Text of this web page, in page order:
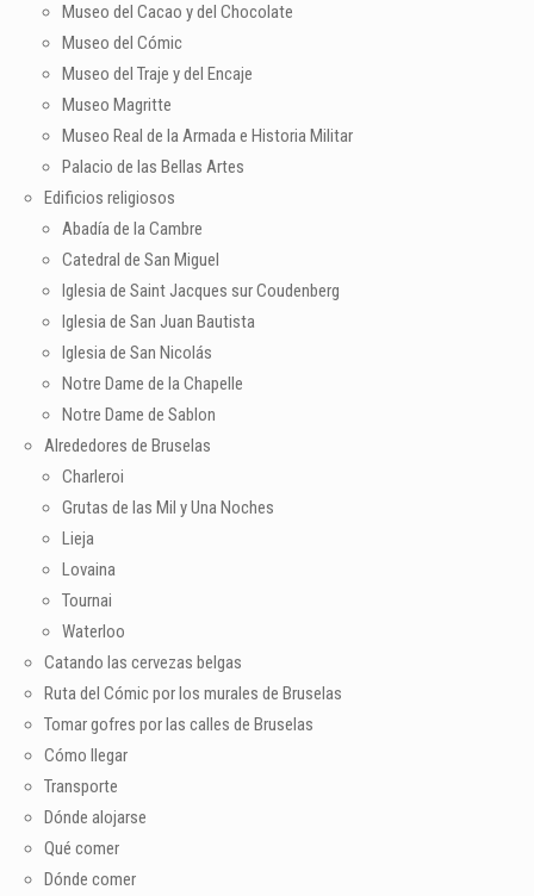
Museo del Cacao y del Chocolate
Museo del Cómic
Museo del Traje y del Encaje
Museo Magritte
Museo Real de la Armada e Historia Militar
Palacio de las Bellas Artes
Edificios religiosos
Abadía de la Cambre
Catedral de San Miguel
Iglesia de Saint Jacques sur Coudenberg
Iglesia de San Juan Bautista
Iglesia de San Nicolás
Notre Dame de la Chapelle
Notre Dame de Sablon
Alrededores de Bruselas
Charleroi
Grutas de las Mil y Una Noches
Lieja
Lovaina
Tournai
Waterloo
Catando las cervezas belgas
Ruta del Cómic por los murales de Bruselas
Tomar gofres por las calles de Bruselas
Cómo llegar
Transporte
Dónde alojarse
Qué comer
Dónde comer